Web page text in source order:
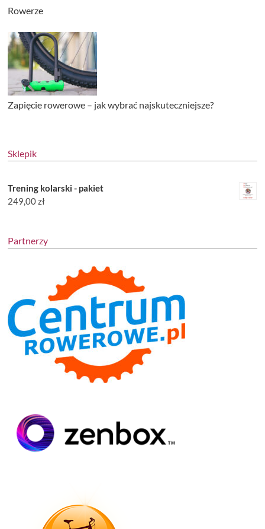
Rowerze
Zapięcie rowerowe – jak wybrać najskuteczniejsze?
Sklepik
Trening kolarski - pakiet
249,00zł
Partnerzy